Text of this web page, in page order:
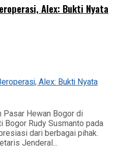
Alex: Bukti Nyata
Pasar Hewan Bogor di
Bogor Rudy Susmanto pada
dari berbagai pihak.
Jenderal...